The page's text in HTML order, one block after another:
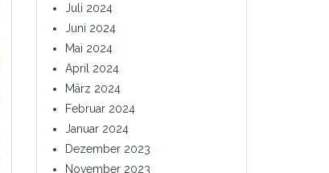
Juli 2024
Juni 2024
Mai 2024
April 2024
März 2024
Februar 2024
Januar 2024
Dezember 2023
November 2023